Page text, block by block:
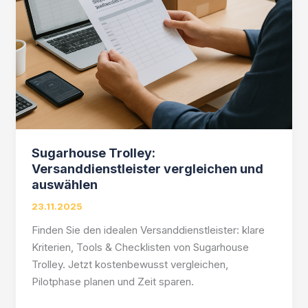
Sugarhouse Trolley:
Versanddienstleister vergleichen und
auswählen
23.11.2025
Finden Sie den idealen Versanddienstleister: klare
Kriterien, Tools & Checklisten von Sugarhouse
Trolley. Jetzt kostenbewusst vergleichen,
Pilotphase planen und Zeit sparen.